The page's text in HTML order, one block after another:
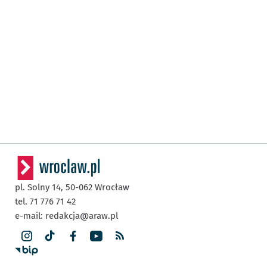
pl. Solny 14, 50-062 Wrocław
tel. 71 776 71 42
e-mail: redakcja@araw.pl